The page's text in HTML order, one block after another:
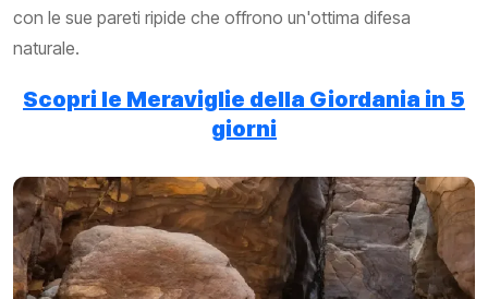
con le sue pareti ripide che offrono un'ottima difesa
naturale.
Scopri le Meraviglie della Giordania in 5
giorni